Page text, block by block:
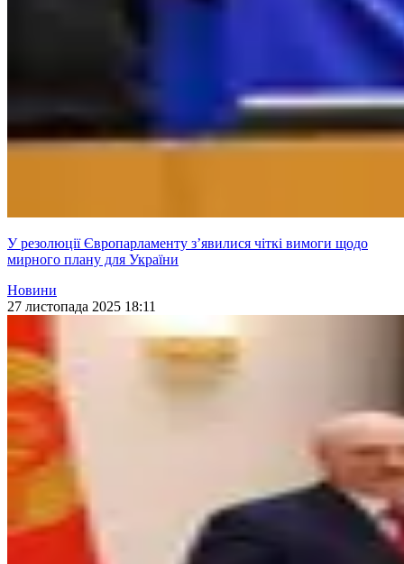
У резолюції Європарламенту з’явилися чіткі вимоги щодо
мирного плану для України
Новини
27 листопада 2025 18:11